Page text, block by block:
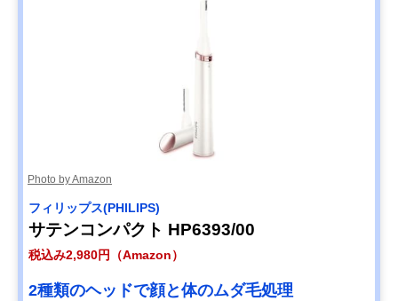
Photo by Amazon
フィリップス(PHILIPS)
サテンコンパクト HP6393/00
税込み2,980円（Amazon）
2種類のヘッドで顔と体のムダ毛処理